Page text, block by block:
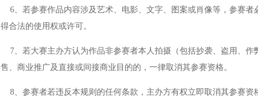
6、若参赛作品内容涉及艺术、电影、文字、图案或肖像等，参赛者
得合法的使用权或许可。
7、若大赛主办方认为作品非参赛者本人拍摄（包括抄袭、盗用、作
售、商业推广及直接或间接商业目的的，一律取消其参赛资格。
8、参赛者若违反本规则的任何条款，主办方有权立即取消其参赛资